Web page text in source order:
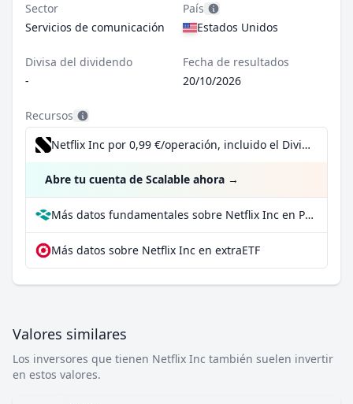
Sector
Servicios de comunicación
País
Estados Unidos
Divisa del dividendo
-
Fecha de resultados
20/10/2026
Recursos
Netflix Inc por 0,99 €/operación, incluido el Dividend Reinvestment Plan
Abre tu cuenta de Scalable ahora →
Más datos fundamentales sobre Netflix Inc en Parqet
Más datos sobre Netflix Inc en extraETF
Valores similares
Los inversores que tienen Netflix Inc también suelen invertir
en estos valores.